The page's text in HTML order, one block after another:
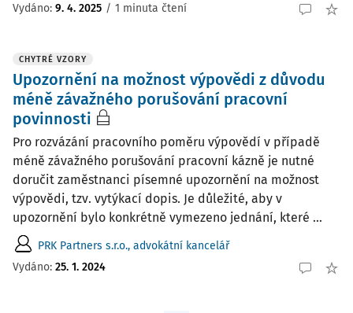
Vydáno: 9. 4. 2025 / 1 minuta čtení
CHYTRÉ VZORY
Upozornění na možnost výpovědi z důvodu
méně závažného porušování pracovní
povinnosti
Pro rozvázání pracovního poměru výpovědí v případě
méně závažného porušování pracovní kázně je nutné
doručit zaměstnanci písemné upozornění na možnost
výpovědi, tzv. vytýkací dopis. Je důležité, aby v
upozornění bylo konkrétně vymezeno jednání, které ...
PRK Partners s.r.o., advokátní kancelář
Vydáno: 25. 1. 2024